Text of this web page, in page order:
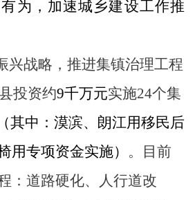
有为，加速城乡建设工作推
兴战略，推进集镇治理工程
投资约9千万元实施24个集
（其中：漠滨、朗江用移民后
用专项资金实施） 。目前
：道路硬化、人行道改